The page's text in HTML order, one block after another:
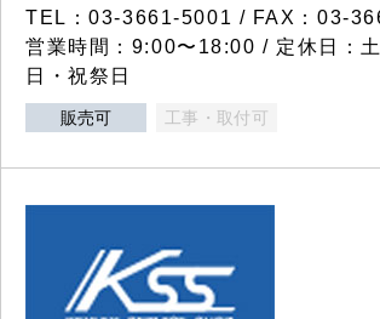
TEL：03-3661-5001 / FAX：03-
営業時間：9:00〜18:00 / 定休日：
日・祝祭日
販売可 工事・取付可